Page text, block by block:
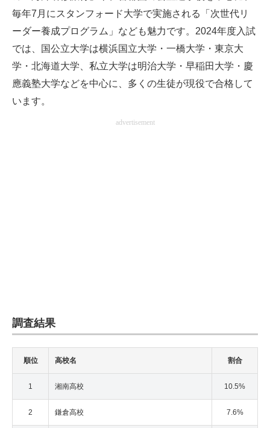
毎年7月にスタンフォード大学で実施される「次世代リ
ーダー養成プログラム」なども魅力です。2024年度入試
では、国公立大学は横浜国立大学・一橋大学・東京大
学・北海道大学、私立大学は明治大学・早稲田大学・慶
應義塾大学などを中心に、多くの生徒が現役で合格して
います。
advertisement
調査結果
順位 高校名 割合
1 湘南高校 10.5%
2 鎌倉高校 7.6%